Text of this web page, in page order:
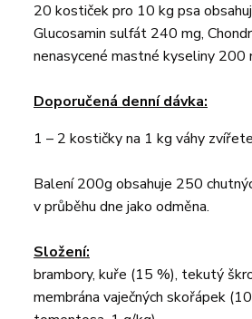
20 kostiček pro 10 kg psa
Glucosamin sulfát 240 mg,
nenasycené mastné kyseliny
Doporučená denní dávka:
1 – 2 kostičky na 1 kg váhy zvířete
Balení 200g obsahuje 250
v průběhu dne jako odměna.
Složení:
brambory, kuře (15 %), tekutý
membrána vaječných skořápek